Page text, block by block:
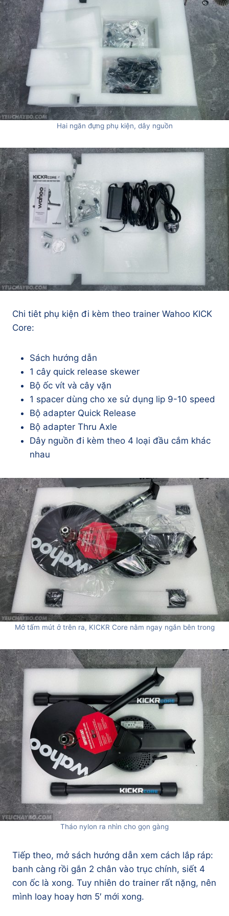
Hai ngăn đựng phụ kiện, dây nguồn
Chi tiêt phụ kiện đi kèm theo trainer Wahoo KICK
Core:
Sách hướng dẫn
1 cây quick release skewer
Bộ ốc vít và cây vặn
1 spacer dùng cho xe sử dụng lip 9-10 speed
Bộ adapter Quick Release
Bộ adapter Thru Axle
Dây nguồn đi kèm theo 4 loại đầu cắm khác
nhau
Mở tấm mút ở trên ra, KICKR Core nằm ngay ngắn bên trong
Tháo nylon ra nhìn cho gọn gàng
Tiếp theo, mở sách hướng dẫn xem cách lắp ráp:
banh càng rồi gắn 2 chân vào trục chính, siết 4
con ốc là xong. Tuy nhiên do trainer rất nặng, nên
mình loay hoay hơn 5′ mới xong.